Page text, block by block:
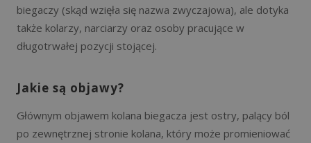
biegaczy (skąd wzięła się nazwa zwyczajowa), ale dotyka
także kolarzy, narciarzy oraz osoby pracujące w
długotrwałej pozycji stojącej.
Jakie są objawy?
Głównym objawem kolana biegacza jest ostry, palący ból
po zewnętrznej stronie kolana, który może promieniować